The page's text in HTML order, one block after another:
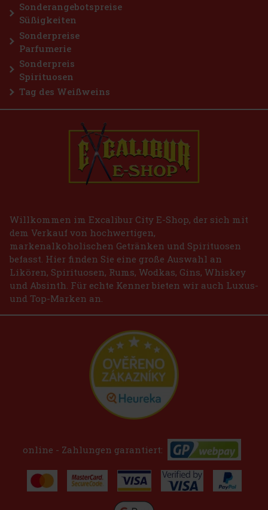
Sonderangebotspreise
Süßigkeiten
Sonderpreise
Parfumerie
Sonderpreis
Spirituosen
Tag des Weißweins
Willkommen im Excalibur City E-Shop, der sich mit
dem Verkauf von hochwertigen,
markenalkoholischen Getränken und Spirituosen
befasst. Hier finden Sie eine große Auswahl an
Likören, Spirituosen, Rums, Wodkas, Gins, Whiskey
und Absinth. Für echte Kenner bieten wir auch Luxus-
und Top-Marken an.
online - Zahlungen garantiert: